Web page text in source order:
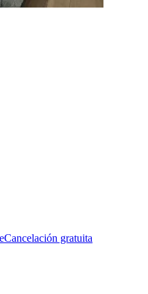
Cancelación gratuita